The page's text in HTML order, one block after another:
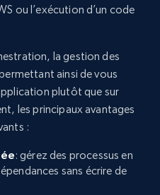
ou l’exécution d’un code
la gestion des
ainsi de vous
plutôt que sur
les principaux avantages
:
: gérez des processus en
sans écrire de